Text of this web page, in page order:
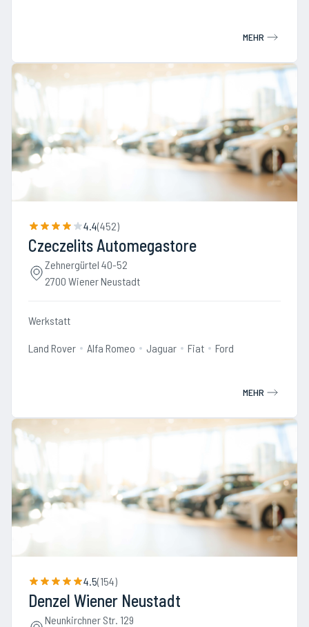
MEHR
4.4(452)
Czeczelits Automegastore
Zehnergürtel 40-52
2700 Wiener Neustadt
Werkstatt
Land Rover Alfa Romeo Jaguar Fiat Ford
MEHR
4.5(154)
Denzel Wiener Neustadt
Neunkirchner Str. 129